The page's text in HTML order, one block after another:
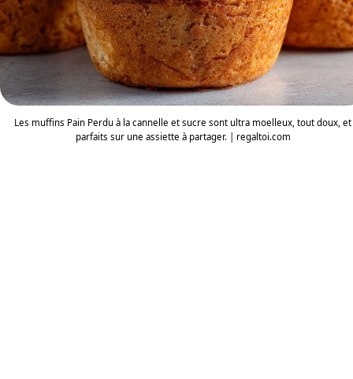
Les muffins Pain Perdu à la cannelle et sucre sont ultra moelleux, tout doux, et
parfaits sur une assiette à partager. | regaltoi.com